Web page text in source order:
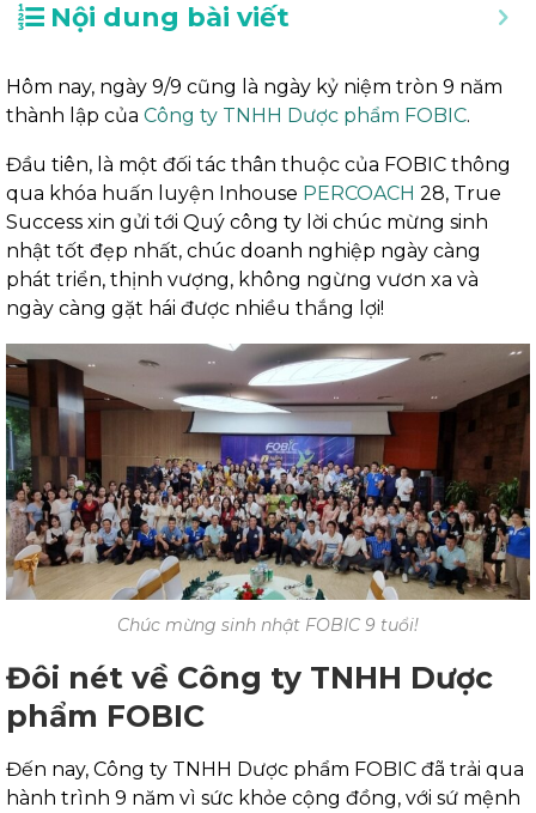
Nội dung bài viết
Hôm nay, ngày 9/9 cũng là ngày kỷ niệm tròn 9 năm
thành lập của Công ty TNHH Dược phẩm FOBIC.
Đầu tiên, là một đối tác thân thuộc của FOBIC thông
qua khóa huấn luyện Inhouse PERCOACH 28, True
Success xin gửi tới Quý công ty lời chúc mừng sinh
nhật tốt đẹp nhất, chúc doanh nghiệp ngày càng
phát triển, thịnh vượng, không ngừng vươn xa và
ngày càng gặt hái được nhiều thắng lợi!
Chúc mừng sinh nhật FOBIC 9 tuổi!
Đôi nét về Công ty TNHH Dược
phẩm FOBIC
Đến nay, Công ty TNHH Dược phẩm FOBIC đã trải qua
hành trình 9 năm vì sức khỏe cộng đồng, với sứ mệnh